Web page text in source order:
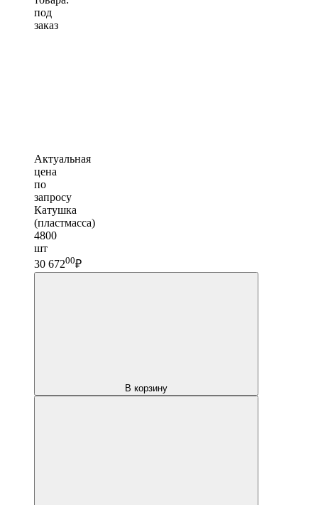
под
заказ
Актуальная
цена
по
запросу
Катушка
(пластмасса)
4800
шт
30 67200₽
В корзину